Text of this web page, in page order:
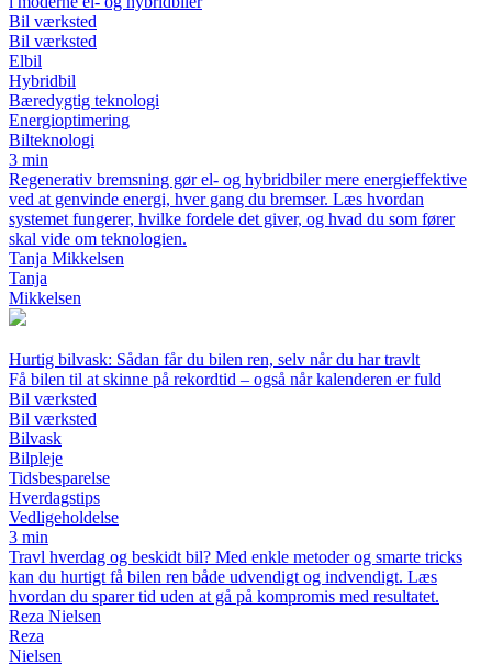
Bil værksted
Bil værksted
Elbil
Hybridbil
Bæredygtig teknologi
Energioptimering
Bilteknologi
3 min
Regenerativ bremsning gør el- og hybridbiler mere energieffektive
ved at genvinde energi, hver gang du bremser. Læs hvordan
systemet fungerer, hvilke fordele det giver, og hvad du som fører
skal vide om teknologien.
Tanja Mikkelsen
Tanja
Mikkelsen
Hurtig bilvask: Sådan får du bilen ren, selv når du har travlt
Få bilen til at skinne på rekordtid – også når kalenderen er fuld
Bil værksted
Bil værksted
Bilvask
Bilpleje
Tidsbesparelse
Hverdagstips
Vedligeholdelse
3 min
Travl hverdag og beskidt bil? Med enkle metoder og smarte tricks
kan du hurtigt få bilen ren både udvendigt og indvendigt. Læs
hvordan du sparer tid uden at gå på kompromis med resultatet.
Reza Nielsen
Reza
Nielsen